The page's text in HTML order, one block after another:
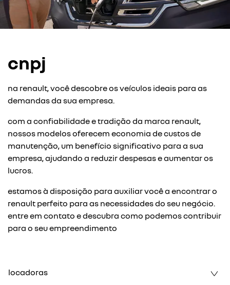
cnpj
na renault, você descobre os veículos ideais para as
demandas da sua empresa.
com a confiabilidade e tradição da marca renault,
nossos modelos oferecem economia de custos de
manutenção, um benefício significativo para a sua
empresa, ajudando a reduzir despesas e aumentar os
lucros.
estamos à disposição para auxiliar você a encontrar o
renault perfeito para as necessidades do seu negócio.
entre em contato e descubra como podemos contribuir
para o seu empreendimento
locadoras